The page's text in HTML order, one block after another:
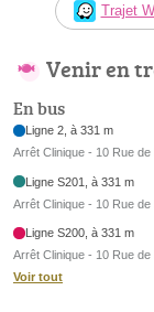
Trajet
Venir en
En bus
Ligne 2, à 331 m
Arrêt Clinique - 10 Rue
Ligne S201, à 331 m
Arrêt Clinique - 10 Rue
Ligne S200, à 331 m
Arrêt Clinique - 10 Rue
Voir tout